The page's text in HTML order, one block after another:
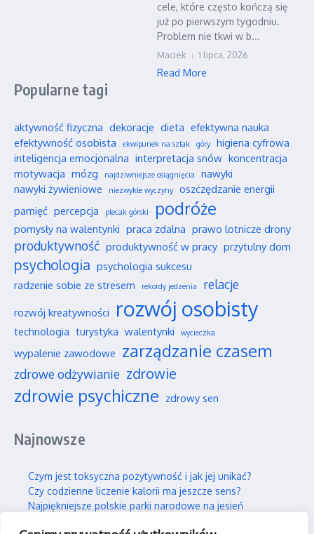
cele, które często kończą się
już po pierwszym tygodniu.
Problem nie tkwi w b...
Maciek 1 lipca, 2026
Read More
Popularne tagi
aktywność fizyczna dekoracje dieta efektywna nauka
efektywność osobista
ekwipunek na szlak góry
higiena cyfrowa
inteligencja emocjonalna interpretacja snów koncentracja
motywacja mózg najdziwniejsze osiągnięcia
nawyki
nawyki żywieniowe
niezwykłe wyczyny
oszczędzanie energii
pamięć percepcja plecak górski podróże
pomysły na walentynki praca zdalna prawo lotnicze drony
produktywność produktywność w pracy przytulny dom
psychologia psychologia sukcesu
radzenie sobie ze stresem
rekordy jedzenia relacje
rozwój kreatywności rozwój osobisty
technologia turystyka walentynki wycieczka
wypalenie zawodowe zarządzanie czasem
zdrowe odżywianie zdrowie
zdrowie psychiczne zdrowy sen
Najnowsze
Czym jest toksyczna pozytywność i jak jej unikać?
Czy codzienne liczenie kalorii ma jeszcze sens?
Najpiękniejsze polskie parki narodowe na jesień